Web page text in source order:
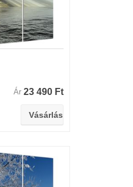
Ár 23 490 Ft